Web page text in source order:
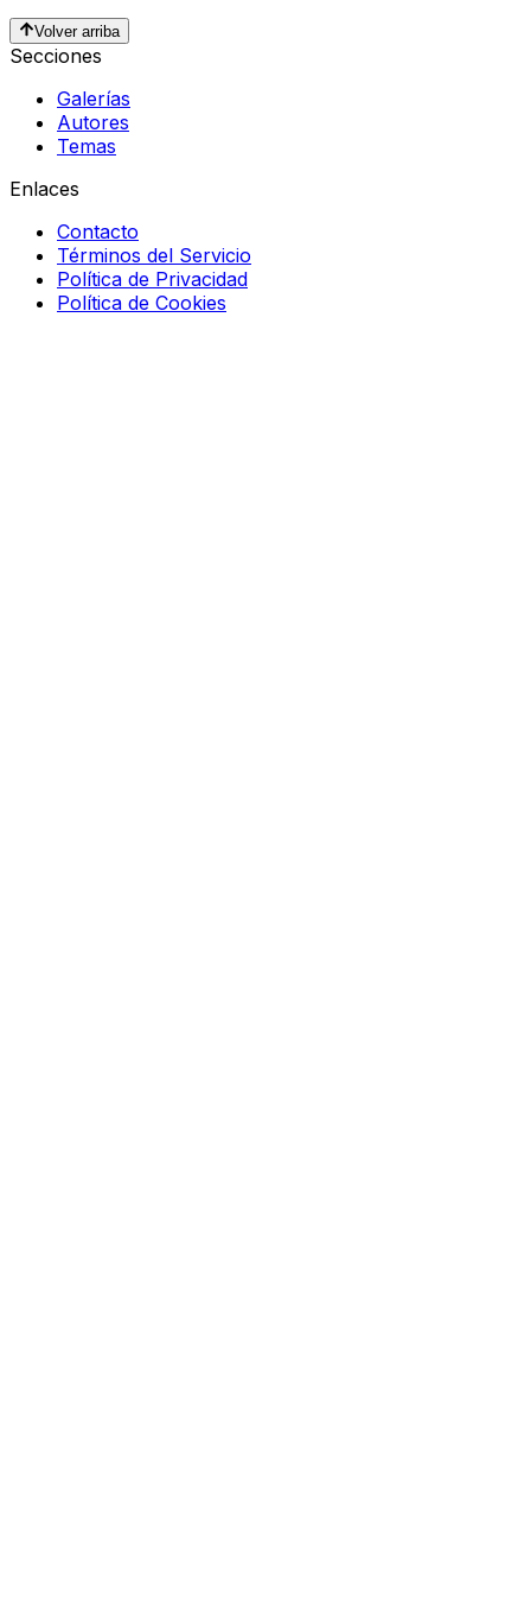
Volver arriba
Secciones
Galerías
Autores
Temas
Enlaces
Contacto
Términos del Servicio
Política de Privacidad
Política de Cookies